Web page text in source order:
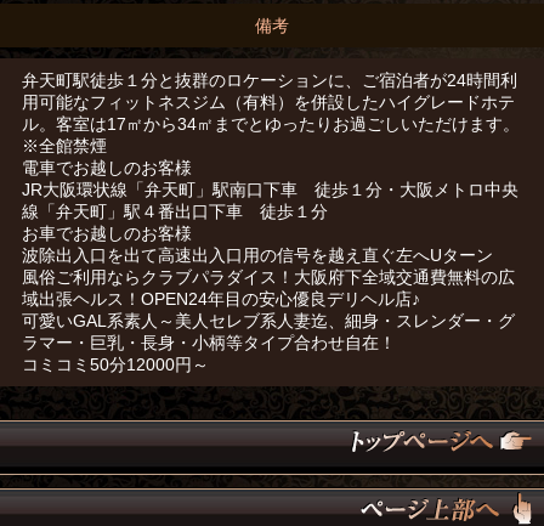
備考
弁天町駅徒歩１分と抜群のロケーションに、ご宿泊者が24時間利
用可能なフィットネスジム（有料）を併設したハイグレードホテ
ル。客室は17㎡から34㎡までとゆったりお過ごしいただけます。
※全館禁煙
電車でお越しのお客様
JR大阪環状線「弁天町」駅南口下車 徒歩１分・大阪メトロ中央
線「弁天町」駅４番出口下車 徒歩１分
お車でお越しのお客様
波除出入口を出て高速出入口用の信号を越え直ぐ左へUターン
風俗ご利用ならクラブパラダイス！大阪府下全域交通費無料の広
域出張ヘルス！OPEN24年目の安心優良デリヘル店♪
可愛いGAL系素人～美人セレブ系人妻迄、細身・スレンダー・グ
ラマー・巨乳・長身・小柄等タイプ合わせ自在！
コミコミ50分12000円～